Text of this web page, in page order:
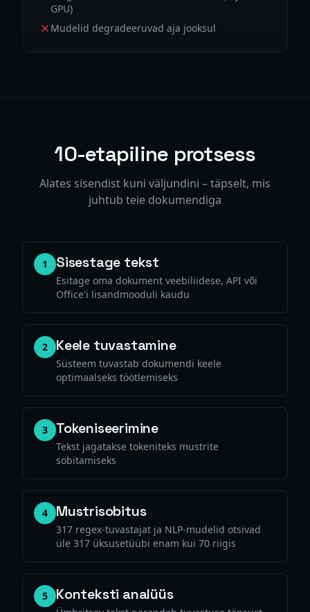
GPU)
Mudelid degradeeruvad aja jooksul
10-etapiline protsess
Alates sisendist kuni väljundini – täpselt, mis
juhtub teie dokumendiga
1 Sisestage tekst
Esitage oma dokument veebiliidese, API või
Office'i lisandmooduli kaudu
2 Keele tuvastamine
Süsteem tuvastab dokumendi keele
optimaalseks töötlemiseks
3 Tokeniseerimine
Tekst jagatakse tokeniteks mustrite
sobitamiseks
4 Mustrisobitus
317 regex-tuvastajat ja NLP-mudelid otsivad
üle 317 üksusetüübi enam kui 70 riigis
5 Konteksti analüüs